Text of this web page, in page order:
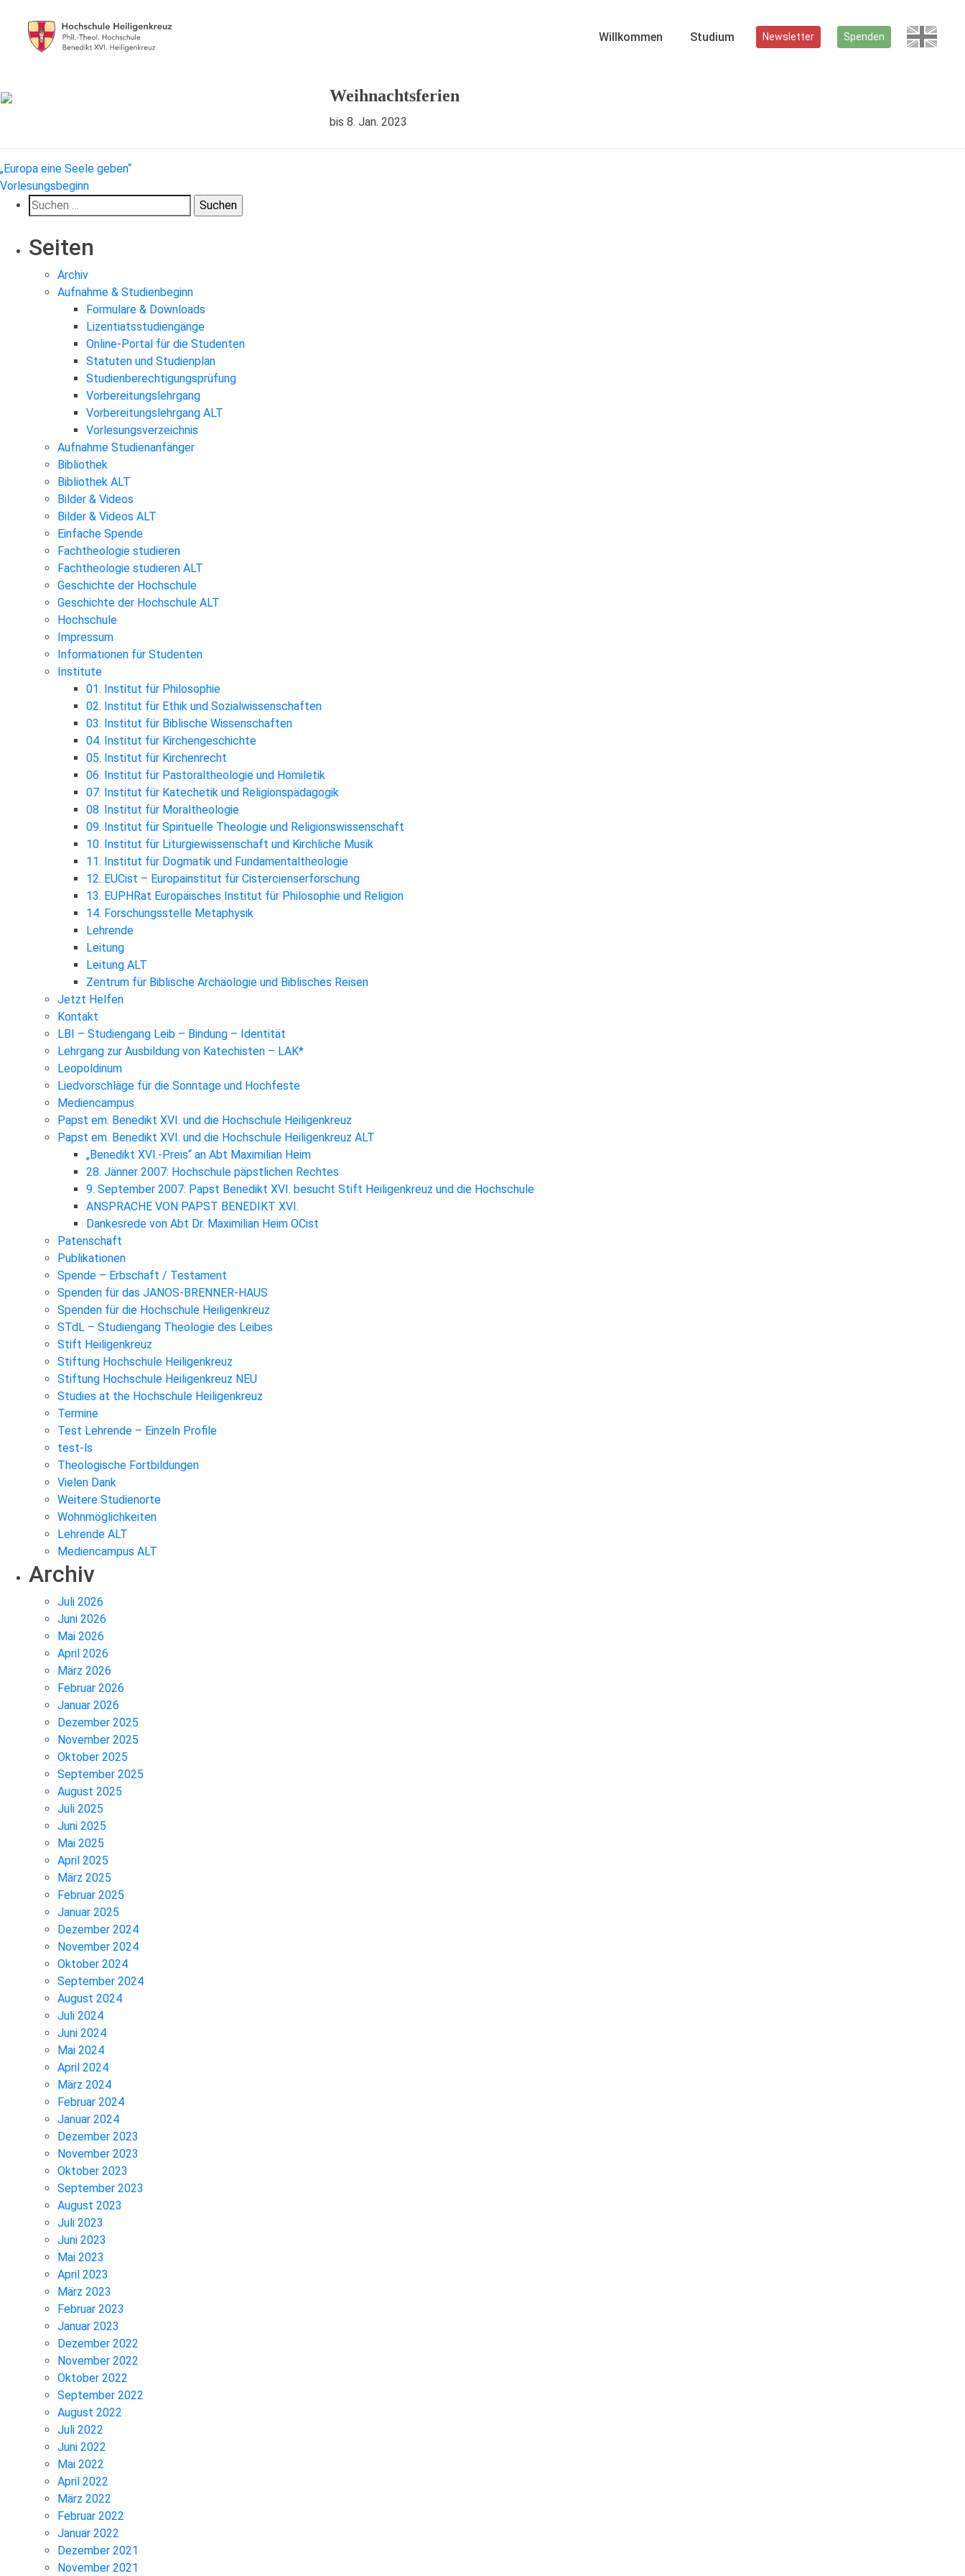
Willkommen Studium Newsletter Spenden
Weihnachtsferien
bis 8. Jan. 2023
Beitragsnavigation
„Europa eine Seele geben“
Vorlesungsbeginn
Suchen
nach:
Seiten
Archiv
Aufnahme & Studienbeginn
Formulare & Downloads
Lizentiatsstudiengänge
Online-Portal für die Studenten
Statuten und Studienplan
Studienberechtigungsprüfung
Vorbereitungslehrgang
Vorbereitungslehrgang ALT
Vorlesungsverzeichnis
Aufnahme Studienanfänger
Bibliothek
Bibliothek ALT
Bilder & Videos
Bilder & Videos ALT
Einfache Spende
Fachtheologie studieren
Fachtheologie studieren ALT
Geschichte der Hochschule
Geschichte der Hochschule ALT
Hochschule
Impressum
Informationen für Studenten
Institute
01. Institut für Philosophie
02. Institut für Ethik und Sozialwissenschaften
03. Institut für Biblische Wissenschaften
04. Institut für Kirchengeschichte
05. Institut für Kirchenrecht
06. Institut für Pastoraltheologie und Homiletik
07. Institut für Katechetik und Religionspädagogik
08. Institut für Moraltheologie
09. Institut für Spirituelle Theologie und Religionswissenschaft
10. Institut für Liturgiewissenschaft und Kirchliche Musik
11. Institut für Dogmatik und Fundamentaltheologie
12. EUCist – Europainstitut für Cistercienserforschung
13. EUPHRat Europäisches Institut für Philosophie und Religion
14. Forschungsstelle Metaphysik
Lehrende
Leitung
Leitung ALT
Zentrum für Biblische Archäologie und Biblisches Reisen
Jetzt Helfen
Kontakt
LBI – Studiengang Leib – Bindung – Identität
Lehrgang zur Ausbildung von Katechisten – LAK*
Leopoldinum
Liedvorschläge für die Sonntage und Hochfeste
Mediencampus
Papst em. Benedikt XVI. und die Hochschule Heiligenkreuz
Papst em. Benedikt XVI. und die Hochschule Heiligenkreuz ALT
„Benedikt XVI.-Preis“ an Abt Maximilian Heim
28. Jänner 2007: Hochschule päpstlichen Rechtes
9. September 2007: Papst Benedikt XVI. besucht Stift Heiligenkreuz und die Hochschule
ANSPRACHE VON PAPST BENEDIKT XVI.
Dankesrede von Abt Dr. Maximilian Heim OCist
Patenschaft
Publikationen
Spende – Erbschaft / Testament
Spenden für das JANOS-BRENNER-HAUS
Spenden für die Hochschule Heiligenkreuz
STdL – Studiengang Theologie des Leibes
Stift Heiligenkreuz
Stiftung Hochschule Heiligenkreuz
Stiftung Hochschule Heiligenkreuz NEU
Studies at the Hochschule Heiligenkreuz
Termine
Test Lehrende – Einzeln Profile
test-ls
Theologische Fortbildungen
Vielen Dank
Weitere Studienorte
Wohnmöglichkeiten
Lehrende ALT
Mediencampus ALT
Archiv
Juli 2026
Juni 2026
Mai 2026
April 2026
März 2026
Februar 2026
Januar 2026
Dezember 2025
November 2025
Oktober 2025
September 2025
August 2025
Juli 2025
Juni 2025
Mai 2025
April 2025
März 2025
Februar 2025
Januar 2025
Dezember 2024
November 2024
Oktober 2024
September 2024
August 2024
Juli 2024
Juni 2024
Mai 2024
April 2024
März 2024
Februar 2024
Januar 2024
Dezember 2023
November 2023
Oktober 2023
September 2023
August 2023
Juli 2023
Juni 2023
Mai 2023
April 2023
März 2023
Februar 2023
Januar 2023
Dezember 2022
November 2022
Oktober 2022
September 2022
August 2022
Juli 2022
Juni 2022
Mai 2022
April 2022
März 2022
Februar 2022
Januar 2022
Dezember 2021
November 2021